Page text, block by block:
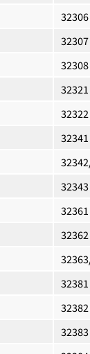
32306
32307
32308
32321
32322
32341
32343
32361
32362
32381
32382
32383